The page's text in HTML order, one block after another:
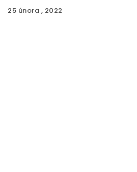
25 února , 2022